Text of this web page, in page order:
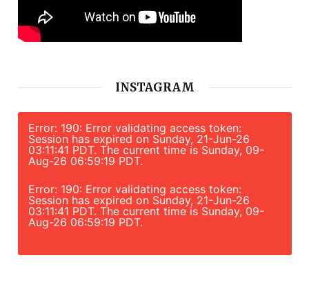
INSTAGRAM
Error: 190: Error validating access token:
Session has expired on Sunday, 21-Jun-26
03:11:41 PDT. The current time is Sunday, 09-
Aug-26 06:59:19 PDT.
Error: 190: Error validating access token:
Session has expired on Sunday, 21-Jun-26
03:11:41 PDT. The current time is Sunday, 09-
Aug-26 06:59:19 PDT.